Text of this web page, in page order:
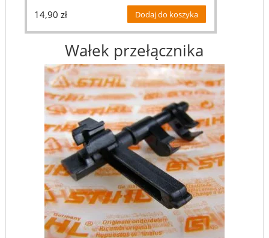
14,90 zł Dodaj do koszyka
Wałek przełącznika